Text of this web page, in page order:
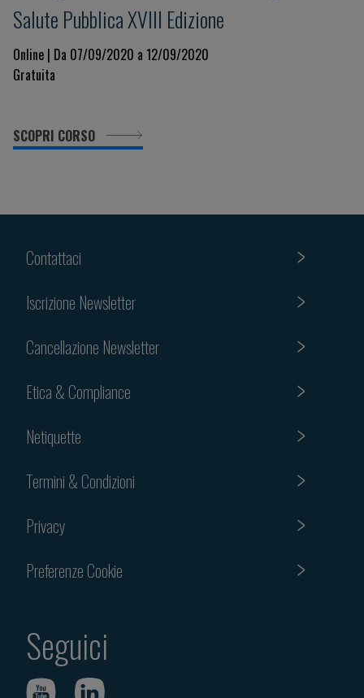
Salute Pubblica XVIII Edizione
Online | Da 07/09/2020 a 12/09/2020
Gratuita
SCOPRI CORSO
Contattaci
Iscrizione Newsletter
Cancellazione Newsletter
Etica & Compliance
Netiquette
Termini & Condizioni
Privacy
Preferenze Cookie
Seguici